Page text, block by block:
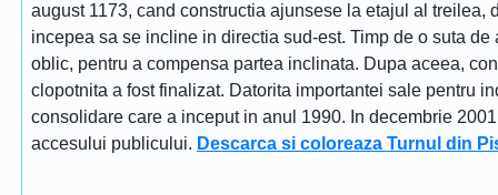
august 1173, cand constructia ajunsese la etajul al
incepea sa se incline in directia sud-est. Timp de o suta
oblic, pentru a compensa partea inclinata. Dupa aceea,
clopotnita a fost finalizat. Datorita importantei sale pentru
consolidare care a inceput in anul 1990. In decembrie
accesului publicului. Descarca si coloreaza Turnul din